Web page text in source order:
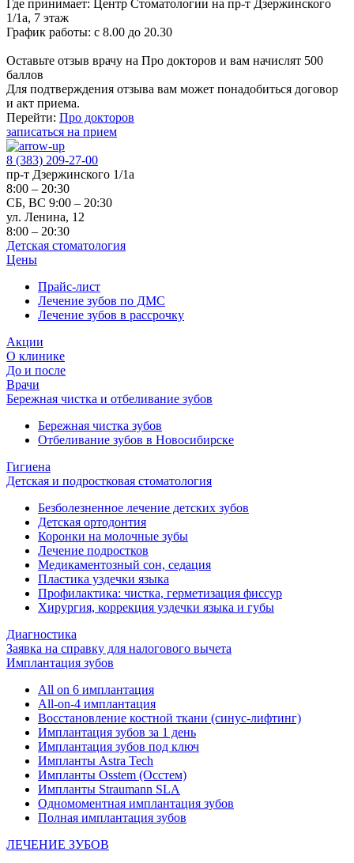
Где принимает: Центр Стоматологии на пр-т Дзержинского
1/1а, 7 этаж
График работы: с 8.00 до 20.30
Оставьте отзыв врачу на Про докторов и вам начислят 500
баллов
Для подтверждения отзыва вам может понадобиться договор
и акт приема.
Перейти: Про докторов
записаться на прием
8 (383) 209-27-00
пр-т Дзержинского 1/1а
8:00 – 20:30
СБ, ВС 9:00 – 20:30
ул. Ленина, 12
8:00 – 20:30
Детская стоматология
Цены
Прайс-лист
Лечение зубов по ДМС
Лечение зубов в рассрочку
Акции
О клинике
До и после
Врачи
Бережная чистка и отбеливание зубов
Бережная чистка зубов
Отбеливание зубов в Новосибирске
Гигиена
Детская и подростковая стоматология
Безболезненное лечение детских зубов
Детская ортодонтия
Коронки на молочные зубы
Лечение подростков
Медикаментозный сон, седация
Пластика уздечки языка
Профилактика: чистка, герметизация фиссур
Хирургия, коррекция уздечки языка и губы
Диагностика
Заявка на справку для налогового вычета
Имплантация зубов
All on 6 имплантация
All-on-4 имплантация
Восстановление костной ткани (синус-лифтинг)
Имплантация зубов за 1 день
Имплантация зубов под ключ
Импланты Astra Tech
Импланты Osstem (Осстем)
Импланты Straumann SLA
Одномоментная имплантация зубов
Полная имплантация зубов
ЛЕЧЕНИЕ ЗУБОВ